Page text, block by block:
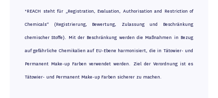
*REACH steht für „Registration, Evaluation, Authorisation and Restriction of
Chemicals“ (Registrierung, Bewertung, Zulassung und Beschränkung
chemischer Stoffe). Mit der Beschränkung werden die Maßnahmen in Bezug
auf gefährliche Chemikalien auf EU-Ebene harmonisiert, die in Tätowier- und
Permanent Make-up Farben verwendet werden. Ziel der Verordnung ist es
Tätowier- und Permanent Make-up Farben sicherer zu machen.